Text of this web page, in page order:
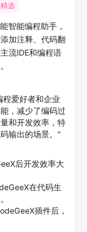
选
智能编程助手，
加注释、代码翻
流IDE和编程语
爱好者和企业
，减少了编码过
和开发效率，特
输出的场景。"
后开发效率大
在代码生
插件后，